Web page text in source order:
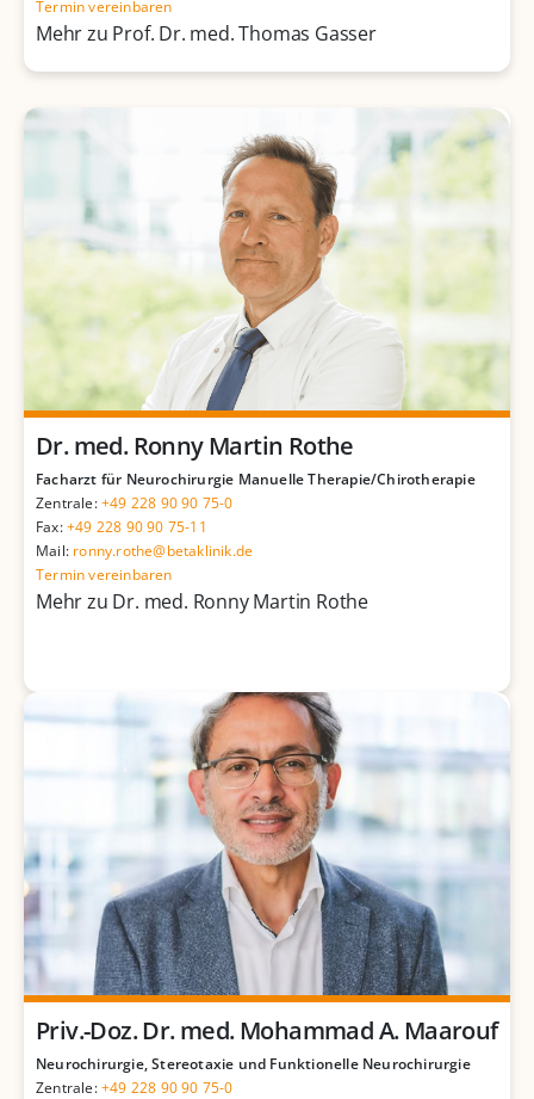
Termin vereinbaren
Mehr zu Prof. Dr. med. Thomas Gasser
Dr. med. Ronny Martin Rothe
Facharzt für Neurochirurgie Manuelle Therapie/Chirotherapie
Zentrale:+49 228 90 90 75-0
Fax:+49 228 90 90 75-11
Mail: ronny.rothe@betaklinik.de
Termin vereinbaren
Mehr zu Dr. med. Ronny Martin Rothe
Priv.-Doz. Dr. med. Mohammad A. Maarouf
Neurochirurgie, Stereotaxie und Funktionelle Neurochirurgie
Zentrale:+49 228 90 90 75-0